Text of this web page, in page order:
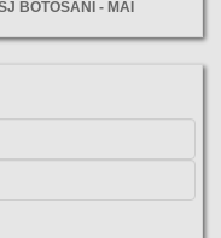
BOTOSANI - MAI